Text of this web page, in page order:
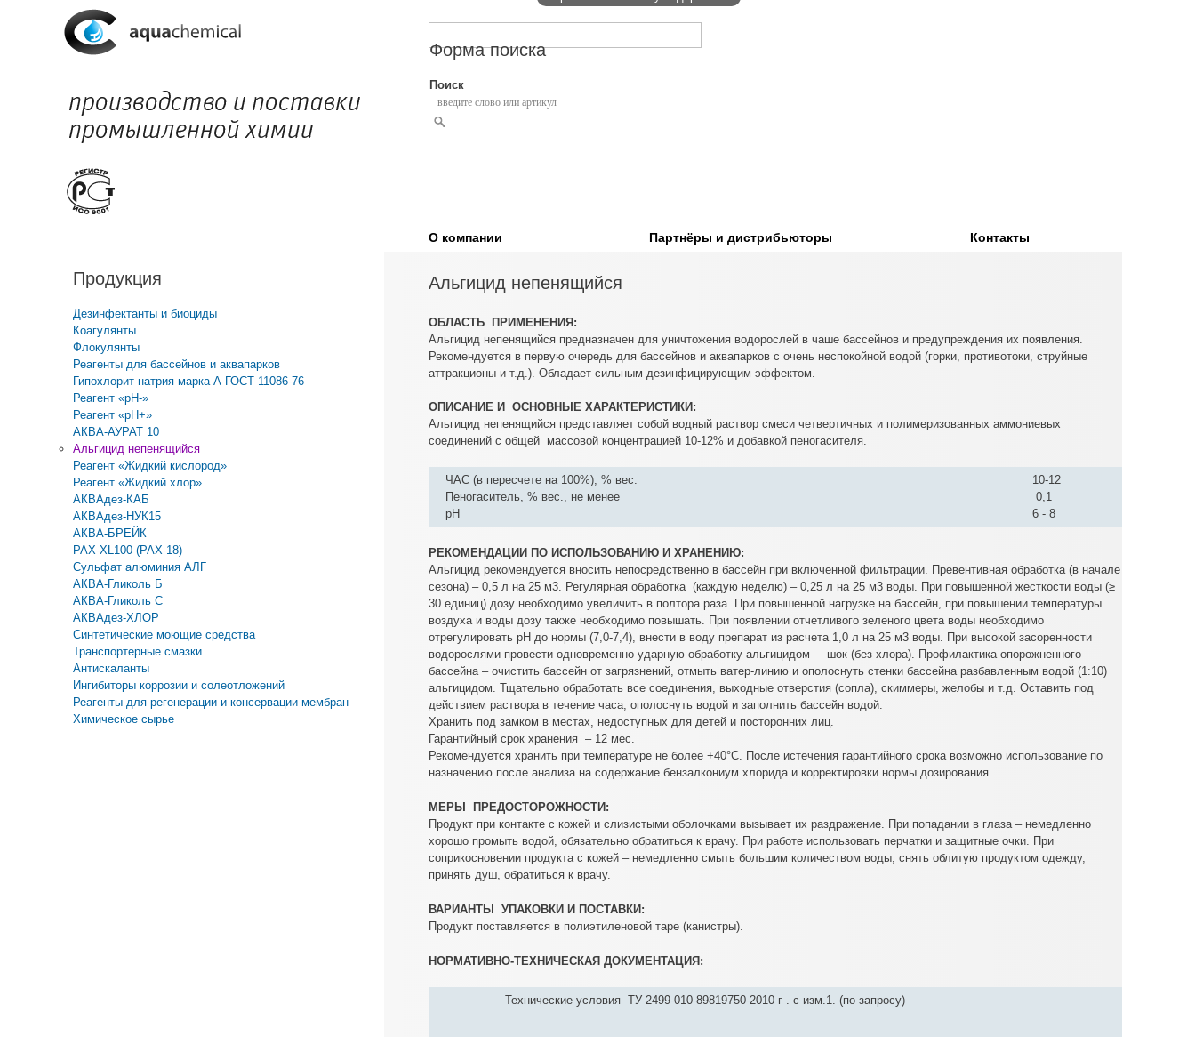
Форма поиска
Поиск
О компании Партнёры и дистрибьюторы Контакты
Продукция
Дезинфектанты и биоциды
Коагулянты
Флокулянты
Реагенты для бассейнов и аквапарков
Гипохлорит натрия марка А ГОСТ 11086-76
Реагент «pH-»
Реагент «pH+»
АКВА-АУРАТ 10
Альгицид непенящийся
Реагент «Жидкий кислород»
Реагент «Жидкий хлор»
АКВАдез-КАБ
АКВАдез-НУК15
АКВА-БРЕЙК
РАХ-XL100 (PAX-18)
Сульфат алюминия АЛГ
АКВА-Гликоль Б
АКВА-Гликоль С
АКВАдез-ХЛОР
Синтетические моющие средства
Транспортерные смазки
Антискаланты
Ингибиторы коррозии и солеотложений
Реагенты для регенерации и консервации мембран
Химическое сырье
Альгицид непенящийся
ОБЛАСТЬ ПРИМЕНЕНИЯ:
Альгицид непенящийся предназначен для уничтожения водорослей в чаше бассейнов и предупреждения их появления.
Рекомендуется в первую очередь для бассейнов и аквапарков с очень неспокойной водой (горки, противотоки, струйные
аттракционы и т.д.). Обладает сильным дезинфицирующим эффектом.
ОПИСАНИЕ И ОСНОВНЫЕ ХАРАКТЕРИСТИКИ:
Альгицид непенящийся представляет собой водный раствор смеси четвертичных и полимеризованных аммониевых
соединений с общей массовой концентрацией 10-12% и добавкой пеногасителя.
ЧАС (в пересчете на 100%), % вес.
Пеногаситель, % вес., не менее
рН
10-12
0,1
6 - 8
РЕКОМЕНДАЦИИ ПО ИСПОЛЬЗОВАНИЮ И ХРАНЕНИЮ:
Альгицид рекомендуется вносить непосредственно в бассейн при включенной фильтрации. Превентивная обработка (в начале
сезона) – 0,5 л на 25 м3. Регулярная обработка (каждую неделю) – 0,25 л на 25 м3 воды. При повышенной жесткости воды (≥
30 единиц) дозу необходимо увеличить в полтора раза. При повышенной нагрузке на бассейн, при повышении температуры
воздуха и воды дозу также необходимо повышать. При появлении отчетливого зеленого цвета воды необходимо
отрегулировать рН до нормы (7,0-7,4), внести в воду препарат из расчета 1,0 л на 25 м3 воды. При высокой засоренности
водорослями провести одновременно ударную обработку альгицидом – шок (без хлора). Профилактика опорожненного
бассейна – очистить бассейн от загрязнений, отмыть ватер-линию и ополоснуть стенки бассейна разбавленным водой (1:10)
альгицидом. Тщательно обработать все соединения, выходные отверстия (сопла), скиммеры, желобы и т.д. Оставить под
действием раствора в течение часа, ополоснуть водой и заполнить бассейн водой.
Хранить под замком в местах, недоступных для детей и посторонних лиц.
Гарантийный срок хранения – 12 мес.
Рекомендуется хранить при температуре не более +40°С. После истечения гарантийного срока возможно использование по
назначению после анализа на содержание бензалкониум хлорида и корректировки нормы дозирования.
МЕРЫ ПРЕДОСТОРОЖНОСТИ:
Продукт при контакте с кожей и слизистыми оболочками вызывает их раздражение. При попадании в глаза – немедленно
хорошо промыть водой, обязательно обратиться к врачу. При работе использовать перчатки и защитные очки. При
соприкосновении продукта с кожей – немедленно смыть большим количеством воды, снять облитую продуктом одежду,
принять душ, обратиться к врачу.
ВАРИАНТЫ УПАКОВКИ И ПОСТАВКИ:
Продукт поставляется в полиэтиленовой таре (канистры).
НОРМАТИВНО-ТЕХНИЧЕСКАЯ ДОКУМЕНТАЦИЯ:
Технические условия ТУ 2499-010-89819750-2010 г . с изм.1. (по запросу)